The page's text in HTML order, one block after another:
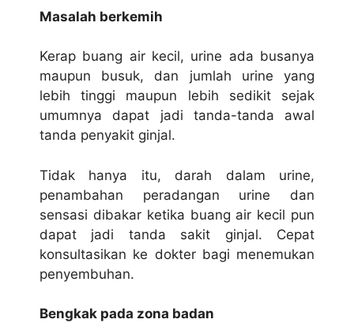
Masalah berkemih
Kerap buang air kecil, urine ada busanya
maupun busuk, dan jumlah urine yang
lebih tinggi maupun lebih sedikit sejak
umumnya dapat jadi tanda-tanda awal
tanda penyakit ginjal.
Tidak hanya itu, darah dalam urine,
penambahan peradangan urine dan
sensasi dibakar ketika buang air kecil pun
dapat jadi tanda sakit ginjal. Cepat
konsultasikan ke dokter bagi menemukan
penyembuhan.
Bengkak pada zona badan